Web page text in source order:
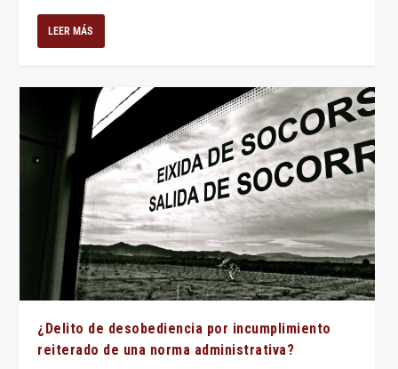
LEER MÁS
¿Delito de desobediencia por incumplimiento
reiterado de una norma administrativa?